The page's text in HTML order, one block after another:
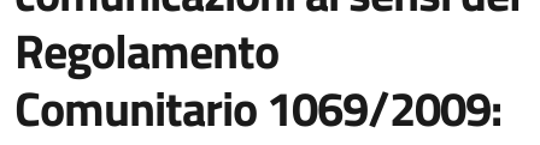
Regolamento
Comunitario 1069/2009: